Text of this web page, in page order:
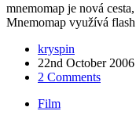
mnemomap je nová
Mnemomap využívá
kryspin
22nd October 2006
2 Comments
Film